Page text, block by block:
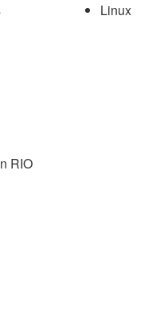
RIO
Linux